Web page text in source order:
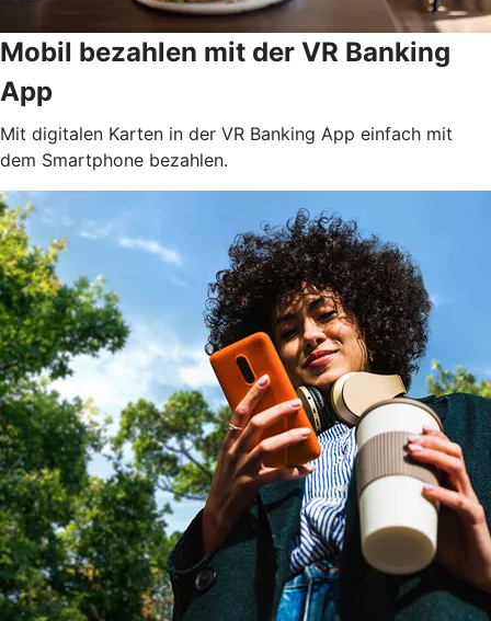
Mobil bezahlen mit der VR Banking
App
Mit digitalen Karten in der VR Banking App einfach mit
dem Smartphone bezahlen.